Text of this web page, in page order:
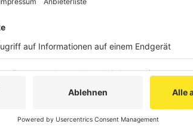
zeitnah berichten. Die Seiten der NRW-
Ministeriums für Arbeit, Gesundheit und
Ministeriums für Kinder, Familie, Flüchtlinge
Infos zu aktuellen Entwicklungen. - Die
31. Oktober 2020. Nachzulesen sind alle
www.staedteregion-aachen.de/corona.
Für Bürgerinnen und Bürger